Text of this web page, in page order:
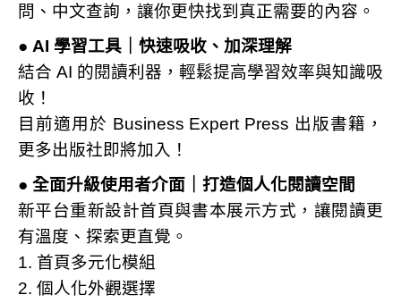
問、中文查詢，讓你更快找到真正需要的內容。
● AI 學習工具｜快速吸收、加深理解
結合 AI 的閱讀利器，輕鬆提高學習效率與知識吸
收！
目前適用於 Business Expert Press 出版書籍，
更多出版社即將加入！
● 全面升級使用者介面｜打造個人化閱讀空間
新平台重新設計首頁與書本展示方式，讓閱讀更
有溫度、探索更直覺。
1. 首頁多元化模組
2. 個人化外觀選擇